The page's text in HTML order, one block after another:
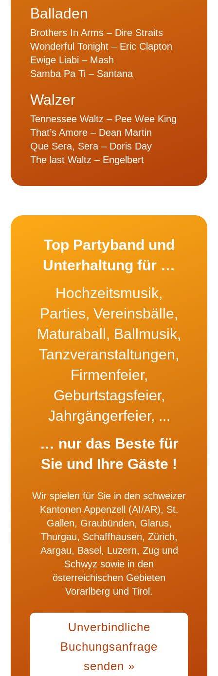
Balladen
Brothers In Arms – Dire Straits
Wonderful Tonight – Eric Clapton
Ewige Liabi – Mash
Samba Pa Ti – Santana
Walzer
Tennessee Waltz – Pee Wee King
That’s Amore – Dean Martin
Que Sera, Sera – Doris Day
The last Waltz – Engelbert
Top Partyband und
Unterhaltung für …
Hochzeitsmusik,
Parties, Vereinsbälle,
Maturaball, Ballmusik,
Tanzveranstaltungen,
Firmenfeier,
Geburtstagsfeier,
Jahrgängerfeier, ...
… nur das Beste für
Sie und Ihre Gäste !
Wir spielen für Sie in den schweizer
Kantonen Appenzell (AI/AR), St.
Gallen, Graubünden, Glarus,
Thurgau, Schaffhausen, Zürich,
Aargau, Basel, Luzern, Zug und
Schwyz sowie in den
österreichischen Gebieten
Vorarlberg und Tirol.
Unverbindliche
Buchungsanfrage
senden »